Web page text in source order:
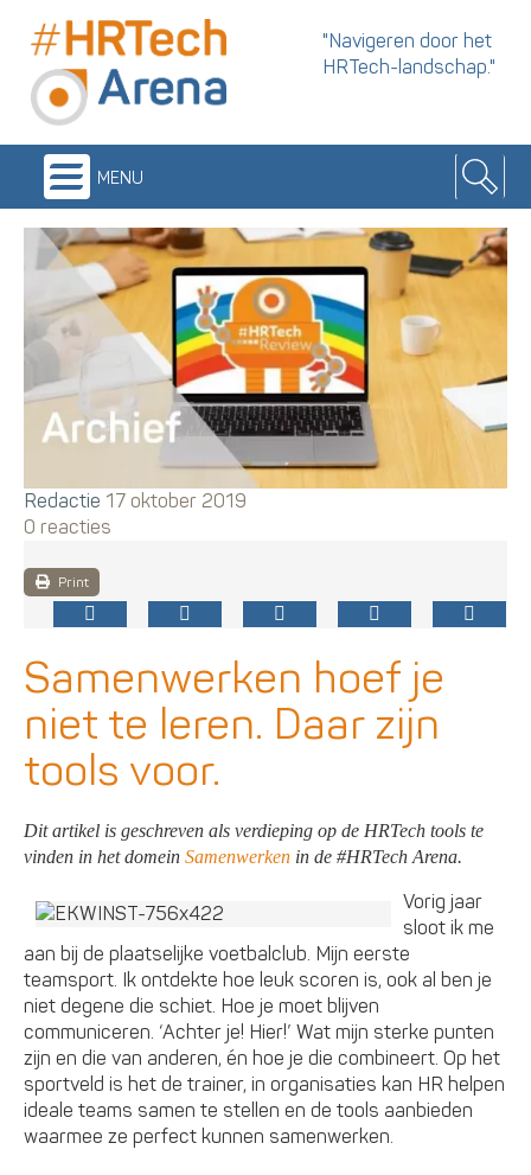
"Navigeren door het
HRTech-landschap."
menu
Redactie 17 oktober 2019
0 reacties
Print
Samenwerken hoef je
niet te leren. Daar zijn
tools voor.
Dit artikel is geschreven als verdieping op de HRTech tools te
vinden in het domeinSamenwerken in de #HRTech Arena.
Vorig jaar
sloot ik me
aan bij de plaatselijke voetbalclub. Mijn eerste
teamsport. Ik ontdekte hoe leuk scoren is, ook al ben je
niet degene die schiet. Hoe je moet blijven
communiceren. ‘Achter je! Hier!’ Wat mijn sterke punten
zijn en die van anderen, én hoe je die combineert. Op het
sportveld is het de trainer, in organisaties kan HR helpen
ideale teams samen te stellen en de tools aanbieden
waarmee ze perfect kunnen samenwerken.